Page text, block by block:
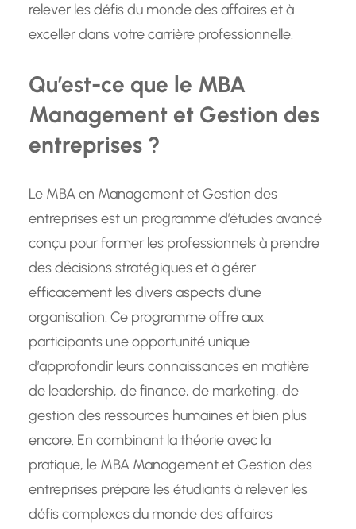
relever les défis du monde des affaires et à
exceller dans votre carrière professionnelle.
Qu’est-ce que le MBA
Management et Gestion des
entreprises ?
Le MBA en Management et Gestion des
entreprises est un programme d’études avancé
conçu pour former les professionnels à prendre
des décisions stratégiques et à gérer
efficacement les divers aspects d’une
organisation. Ce programme offre aux
participants une opportunité unique
d’approfondir leurs connaissances en matière
de leadership, de finance, de marketing, de
gestion des ressources humaines et bien plus
encore. En combinant la théorie avec la
pratique, le MBA Management et Gestion des
entreprises prépare les étudiants à relever les
défis complexes du monde des affaires